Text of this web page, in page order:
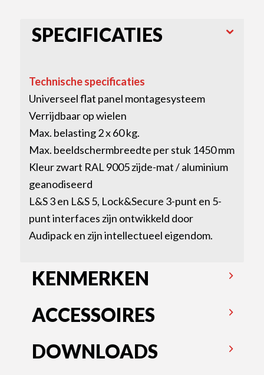
SPECIFICATIES
Technische specificaties
Universeel flat panel montagesysteem
Verrijdbaar op wielen
Max. belasting 2 x 60 kg.
Max. beeldschermbreedte per stuk 1450 mm
Kleur zwart RAL 9005 zijde-mat / aluminium
geanodiseerd
L&S 3 en L&S 5, Lock&Secure 3-punt en 5-
punt interfaces zijn ontwikkeld door
Audipack en zijn intellectueel eigendom.
KENMERKEN
ACCESSOIRES
DOWNLOADS